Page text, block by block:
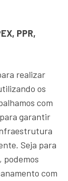
PPR,
realizar
os
com
garantir
Seja para
podemos
com